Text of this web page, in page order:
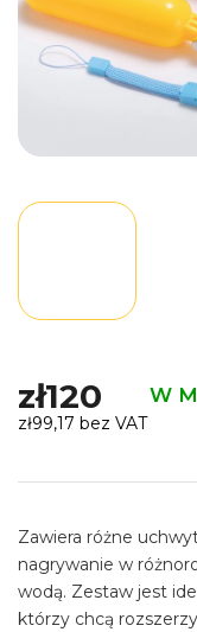
zł120 W
zł99,17 bez VAT
jednostkowa:
Zawiera różne
nagrywanie w
wodą. Zestaw jest
którzy chcą